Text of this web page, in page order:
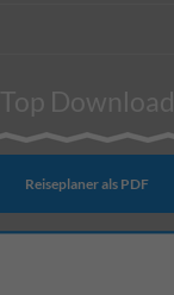
Top Download
Reiseplaner als PDF